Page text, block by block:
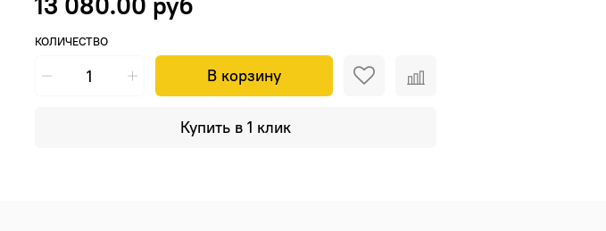
КОЛИЧЕСТВО
В корзину
Купить в 1 клик